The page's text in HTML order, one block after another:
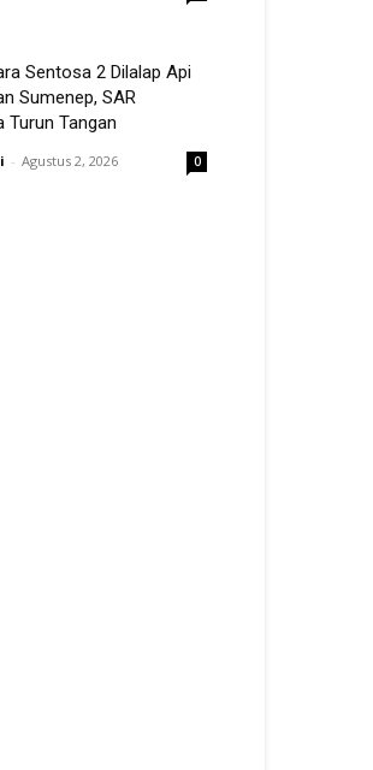
Sentosa 2 Dilalap Api
Sumenep, SAR
Turun Tangan
- Agustus 2, 2026 0